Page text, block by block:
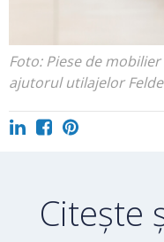
Foto: Piese de
ajutorul utilajelor
Citește